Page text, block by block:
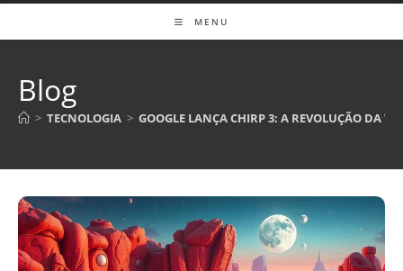
MENU
Blog
> TECNOLOGIA > GOOGLE LANÇA CHIRP 3: A REVOLUÇÃO DA